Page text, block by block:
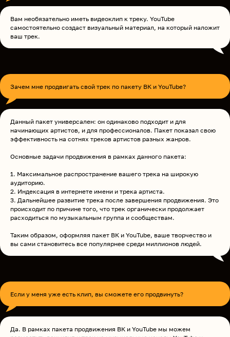
Вам необязательно иметь видеоклип к треку. YouTube
самостоятельно создаст визуальный материал, на который наложит
ваш трек.
Зачем мне продвигать свой трек по пакету ВК и YouTube?
Данный пакет универсален: он одинаково подходит и для
начинающих артистов, и для профессионалов. Пакет показал свою
эффективность на сотнях треков артистов разных жанров.
Основные задачи продвижения в рамках данного пакета:
1. Максимальное распространение вашего трека на широкую
аудиторию.
2. Индексация в интернете имени и трека артиста.
3. Дальнейшее развитие трека после завершения продвижения. Это
происходит по причине того, что трек органически продолжает
расходиться по музыкальным группа и сообществам.
Таким образом, оформляя пакет ВК и YouTube, ваше творчество и
вы сами становитесь все популярнее среди миллионов людей.
Если у меня уже есть клип, вы сможете его продвинуть?
Да. В рамках пакета продвижения ВК и YouTube мы можем